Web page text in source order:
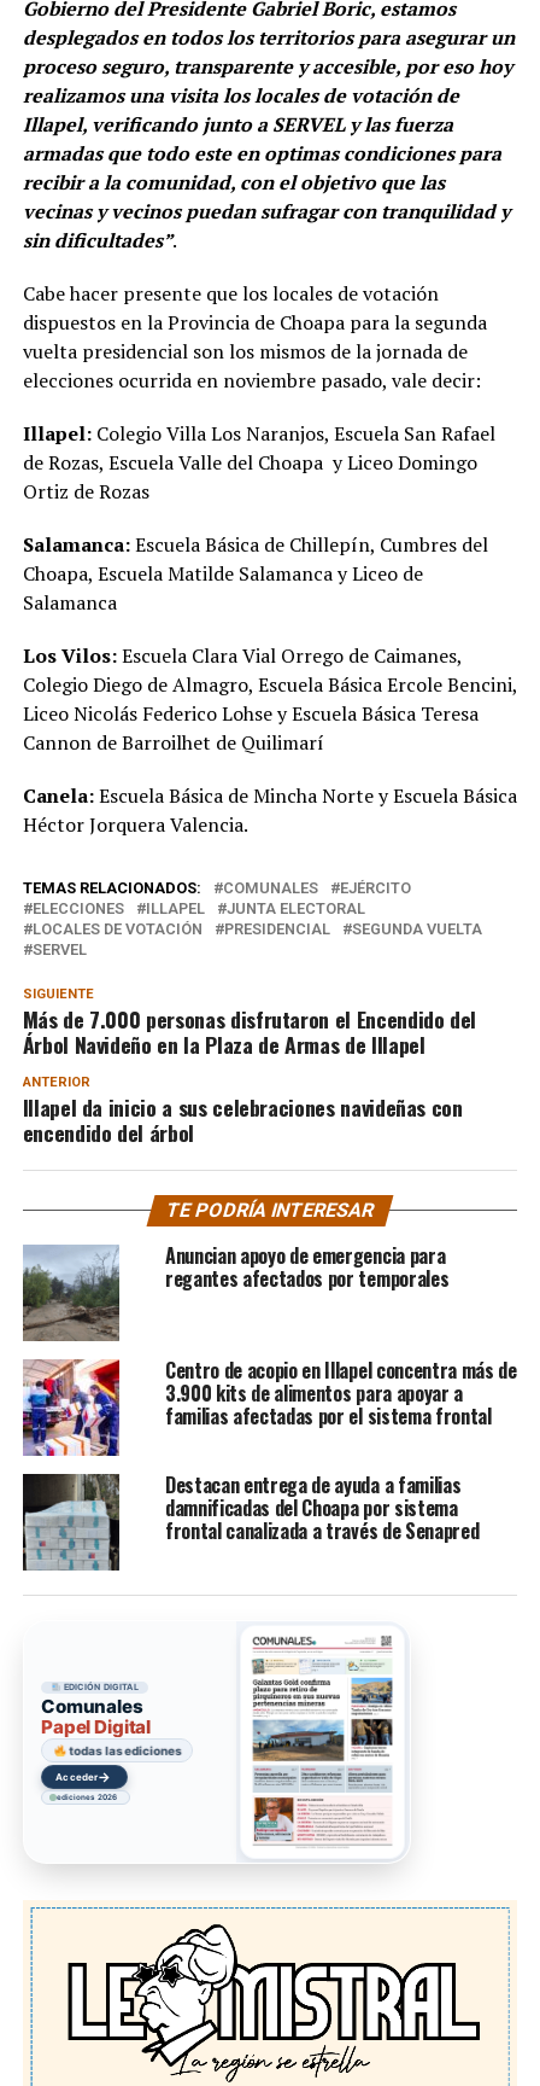
Gobierno del Presidente Gabriel Boric, estamos
desplegados en todos los territorios para asegurar un
proceso seguro, transparente y accesible, por eso hoy
realizamos una visita los locales de votación de
Illapel, verificando junto a SERVEL y las fuerza
armadas que todo este en optimas condiciones para
recibir a la comunidad, con el objetivo que las
vecinas y vecinos puedan sufragar con tranquilidad y
sin dificultades”.
Cabe hacer presente que los locales de votación
dispuestos en la Provincia de Choapa para la segunda
vuelta presidencial son los mismos de la jornada de
elecciones ocurrida en noviembre pasado, vale decir:
Illapel:Colegio Villa Los Naranjos, Escuela San Rafael
de Rozas, Escuela Valle del Choapa y Liceo Domingo
Ortiz de Rozas
Salamanca:Escuela Básica de Chillepín, Cumbres del
Choapa, Escuela Matilde Salamanca y Liceo de
Salamanca
Los Vilos:Escuela Clara Vial Orrego de Caimanes,
Colegio Diego de Almagro, Escuela Básica Ercole Bencini,
Liceo Nicolás Federico Lohse y Escuela Básica Teresa
Cannon de Barroilhet de Quilimarí
Canela:Escuela Básica de Mincha Norte y Escuela Básica
Héctor Jorquera Valencia.
TEMAS RELACIONADOS: COMUNALES
EJÉRCITO
ELECCIONES
ILLAPEL
JUNTA ELECTORAL
LOCALES DE VOTACIÓN
PRESIDENCIAL
SEGUNDA VUELTA
SERVEL
SIGUIENTE
Más de 7.000 personas disfrutaron el Encendido del
Árbol Navideño en la Plaza de Armas de Illapel
ANTERIOR
Illapel da inicio a sus celebraciones navideñas con
encendido del árbol
TE PODRÍA INTERESAR
Anuncian apoyo de emergencia para
regantes afectados por temporales
Centro de acopio en Illapel concentra más de
3.900 kits de alimentos para apoyar a
familias afectadas por el sistema frontal
Destacan entrega de ayuda a familias
damnificadas del Choapa por sistema
frontal canalizada a través de Senapred
EDICIÓN DIGITAL
Comunales
Papel Digital
todas las ediciones
Acceder→
ediciones 2026